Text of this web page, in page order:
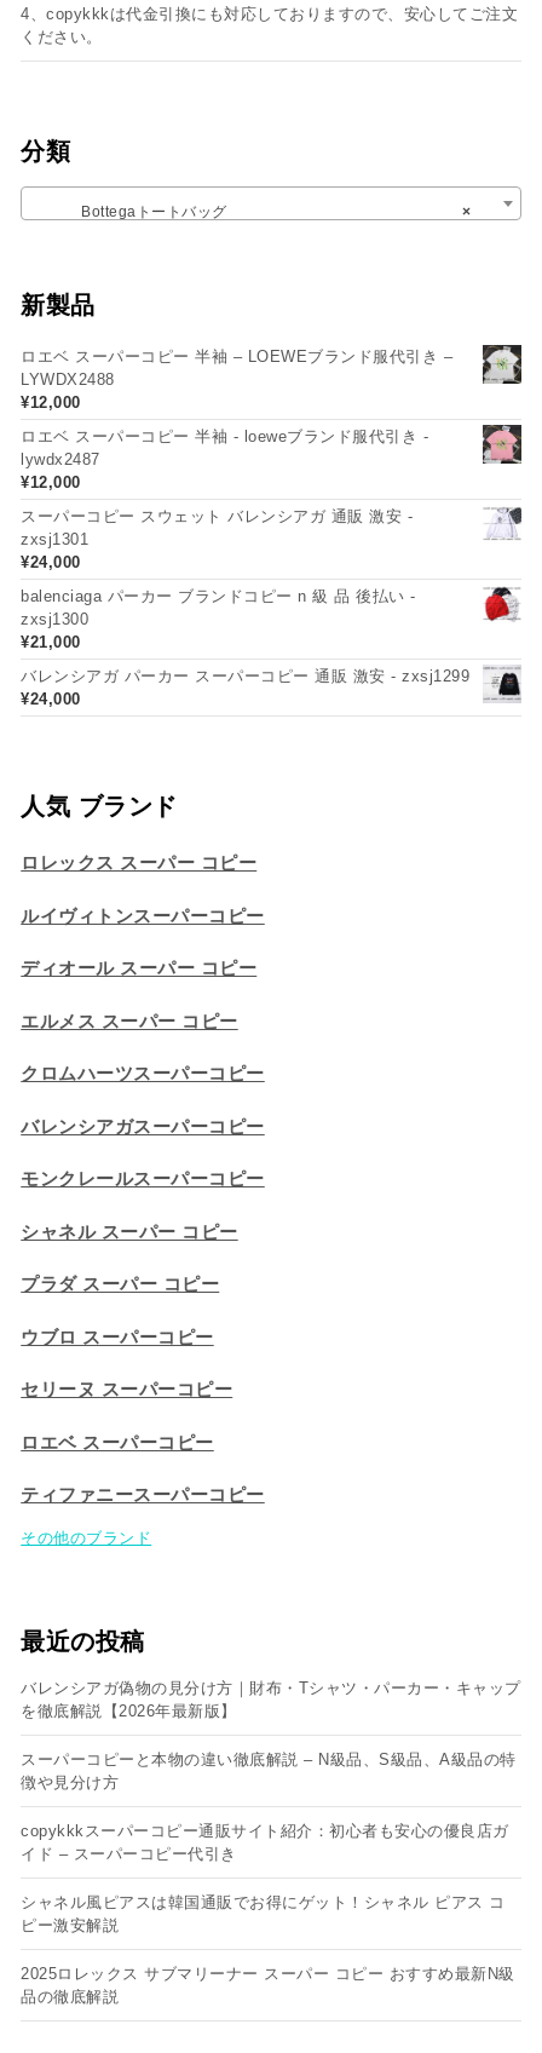
4、copykkkは代金引換にも対応しておりますので、安心してご注文
ください。
分類
×
Bottegaトートバッグ
新製品
ロエベ スーパーコピー 半袖 – LOEWEブランド服代引き –
LYWDX2488
¥12,000
ロエベ スーパーコピー 半袖 - loeweブランド服代引き -
lywdx2487
¥12,000
スーパーコピー スウェット バレンシアガ 通販 激安 -
zxsj1301
¥24,000
balenciaga パーカー ブランドコピー n 級 品 後払い -
zxsj1300
¥21,000
バレンシアガ パーカー スーパーコピー 通販 激安 - zxsj1299
¥24,000
人気 ブランド
ロレックス スーパー コピー
ルイヴィトンスーパーコピー
ディオール スーパー コピー
エルメス スーパー コピー
クロムハーツスーパーコピー
バレンシアガスーパーコピー
モンクレールスーパーコピー
シャネル スーパー コピー
プラダ スーパー コピー
ウブロ スーパーコピー
セリーヌ スーパーコピー​
ロエベ スーパーコピー
ティファニースーパーコピー
その他のブランド
最近の投稿
バレンシアガ偽物の見分け方｜財布・Tシャツ・パーカー・キャップ
を徹底解説【2026年最新版】
スーパーコピーと本物の違い徹底解説 – N級品、S級品、A級品の特
徴や見分け方
copykkkスーパーコピー通販サイト紹介：初心者も安心の優良店ガ
イド – スーパーコピー代引き
シャネル風ピアスは韓国通販でお得にゲット！シャネル ピアス コ
ピー​激安解説
2025ロレックス サブマリーナー スーパー コピー おすすめ最新N級
品の徹底解説